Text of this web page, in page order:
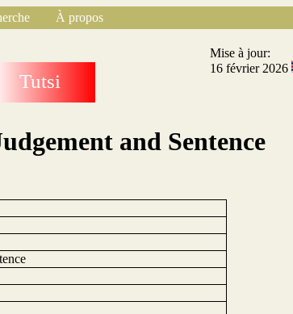
À propos
Tutsi
Mise à jour:
16 février 2026
and Sentence